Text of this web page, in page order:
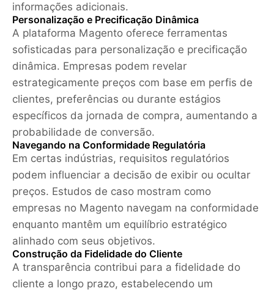
informações adicionais.
Personalização e Precificação Dinâmica
A plataforma Magento oferece ferramentas
sofisticadas para personalização e precificação
dinâmica. Empresas podem revelar
estrategicamente preços com base em perfis de
clientes, preferências ou durante estágios
específicos da jornada de compra, aumentando a
probabilidade de conversão.
Navegando na Conformidade Regulatória
Em certas indústrias, requisitos regulatórios
podem influenciar a decisão de exibir ou ocultar
preços. Estudos de caso mostram como
empresas no Magento navegam na conformidade
enquanto mantêm um equilíbrio estratégico
alinhado com seus objetivos.
Construção da Fidelidade do Cliente
A transparência contribui para a fidelidade do
cliente a longo prazo, estabelecendo um